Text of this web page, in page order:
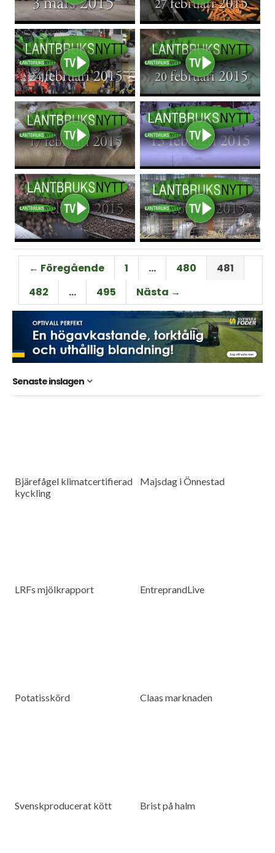
← Föregående 1 … 480
481
482
… 495 Nästa →
Senaste inslagen
Bjärefågel klimatcertifierad
kyckling
Majsdag i Önnestad
LRFs mjölkrapport EntreprandLive
Potatisskörd Claas marknaden
Svenskproducerat kött Brist på halm